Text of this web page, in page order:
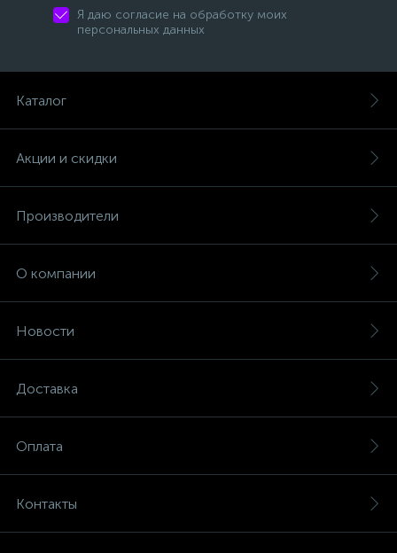
Я даю согласие на обработку моих
персональных данных
Каталог
Акции и скидки
Производители
О компании
Новости
Доставка
Оплата
Контакты